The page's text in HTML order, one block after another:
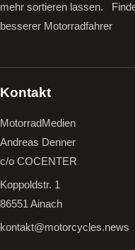
mehr sortieren lassen.
besserer Motorradfahrer
Kontakt
MotorradMedien
Andreas Denner
c/o COCENTER
Koppoldstr. 1
86551 Ainach
kontakt@motorcycles.news